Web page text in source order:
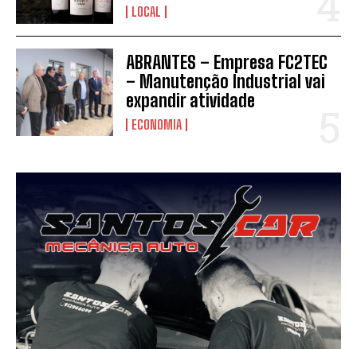
LOCAL
ABRANTES – Empresa FC2TEC
– Manutenção Industrial vai
expandir atividade
ECONOMIA